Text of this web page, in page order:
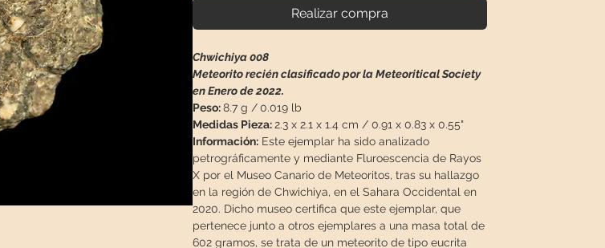
Realizar compra
Chwichiya 008
Meteorito recién clasificado por la Meteoritical Society
en Enero de 2022.
Peso:8.7 g /0.019 lb
Medidas Pieza:2.3 x 2.1 x 1.4 cm / 0.91 x 0.83 x 0.55"
Información:Este ejemplar ha sido analizado
petrográficamente y mediante Fluroescencia de Rayos
X por el Museo Canario de Meteoritos, tras su hallazgo
en la región de Chwichiya, en el Sahara Occidental en
2020. Dicho museo certifica que este ejemplar, que
pertenece junto a otros ejemplares a una masa total de
602 gramos, se trata de un meteorito de tipo eucrita